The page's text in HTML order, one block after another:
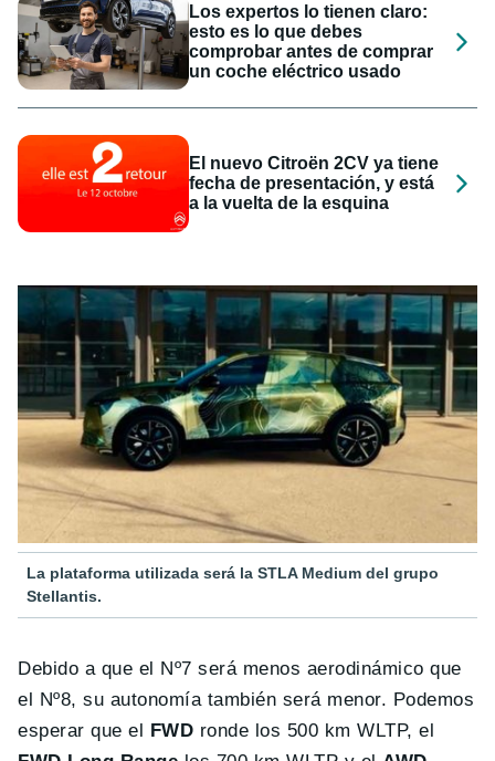
Los expertos lo tienen claro:
esto es lo que debes
comprobar antes de comprar
un coche eléctrico usado
El nuevo Citroën 2CV ya tiene
fecha de presentación, y está
a la vuelta de la esquina
La plataforma utilizada será la STLA Medium del grupo
Stellantis.
Debido a que el Nº7 será menos aerodinámico que
el Nº8, su autonomía también será menor. Podemos
esperar que el
FWD ronde los 500 km WLTP, el